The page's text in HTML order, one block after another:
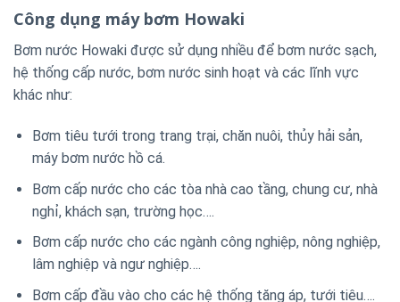
Công dụng máy bơm Howaki
Bơm nước Howaki được sử dụng nhiều để bơm nước sạch,
hệ thống cấp nước, bơm nước sinh hoạt và các lĩnh vực
khác như:
Bơm tiêu tưới trong trang trại, chăn nuôi, thủy hải sản,
máy bơm nước hồ cá.
Bơm cấp nước cho các tòa nhà cao tầng, chung cư, nhà
nghỉ, khách sạn, trường học….
Bơm cấp nước cho các ngành công nghiệp, nông nghiệp,
lâm nghiệp và ngư nghiệp….
Bơm cấp đầu vào cho các hệ thống tăng áp, tưới tiêu….